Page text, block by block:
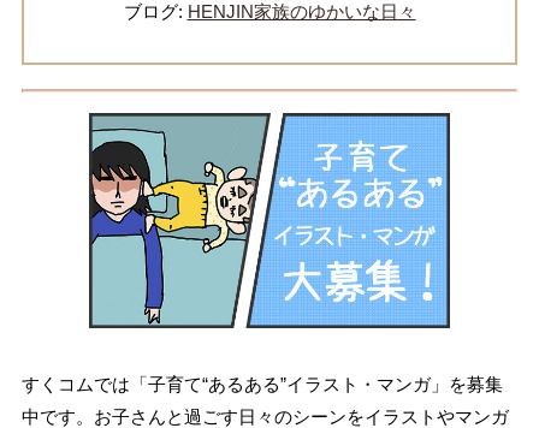
ブログ: HENJIN家族のゆかいな日々
すくコムでは「子育て“あるある”イラスト・マンガ」を募集
中です。お子さんと過ごす日々のシーンをイラストやマンガ